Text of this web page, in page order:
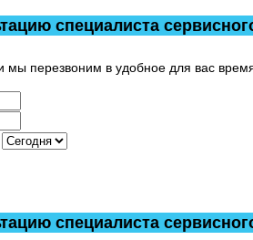
специалиста
мы перезвоним в удобное для вас
специалиста